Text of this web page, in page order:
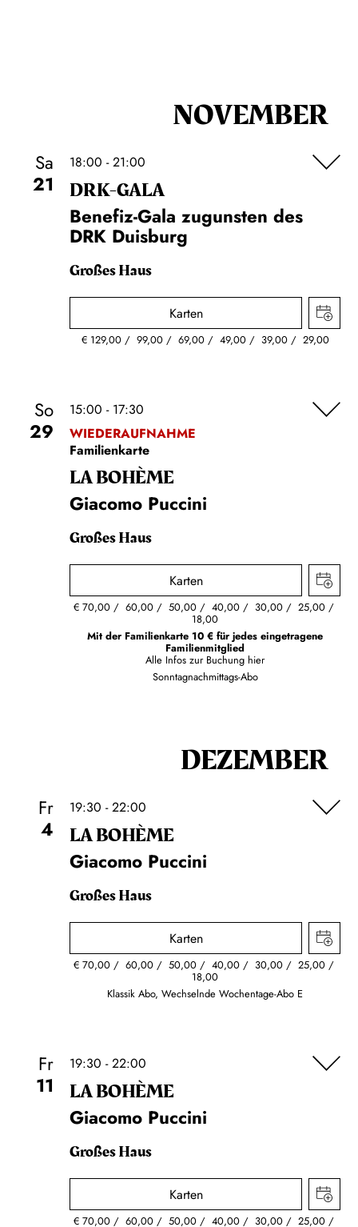
NOVEMBER
Sa
21
18:00 - 21:00
DRK-GALA
Benefiz-Gala zugunsten des
DRK Duisburg
Großes Haus
Karten
€ 129,00 99,00 69,00 49,00 39,00 29,00
So
29
15:00 - 17:30
WIEDERAUFNAHME
Familienkarte
LA BOHÈME
Giacomo Puccini
Großes Haus
Karten
€ 70,00 60,00 50,00 40,00 30,00 25,00
18,00
Mit der Familienkarte 10 € für jedes eingetragene
Familienmitglied
Alle Infos zur Buchung hier
Sonntagnachmittags-Abo
DEZEMBER
Fr
4
19:30 - 22:00
LA BOHÈME
Giacomo Puccini
Großes Haus
Karten
€ 70,00 60,00 50,00 40,00 30,00 25,00
18,00
Klassik Abo, Wechselnde Wochentage-Abo E
Fr
11
19:30 - 22:00
LA BOHÈME
Giacomo Puccini
Großes Haus
Karten
€ 70,00 60,00 50,00 40,00 30,00 25,00